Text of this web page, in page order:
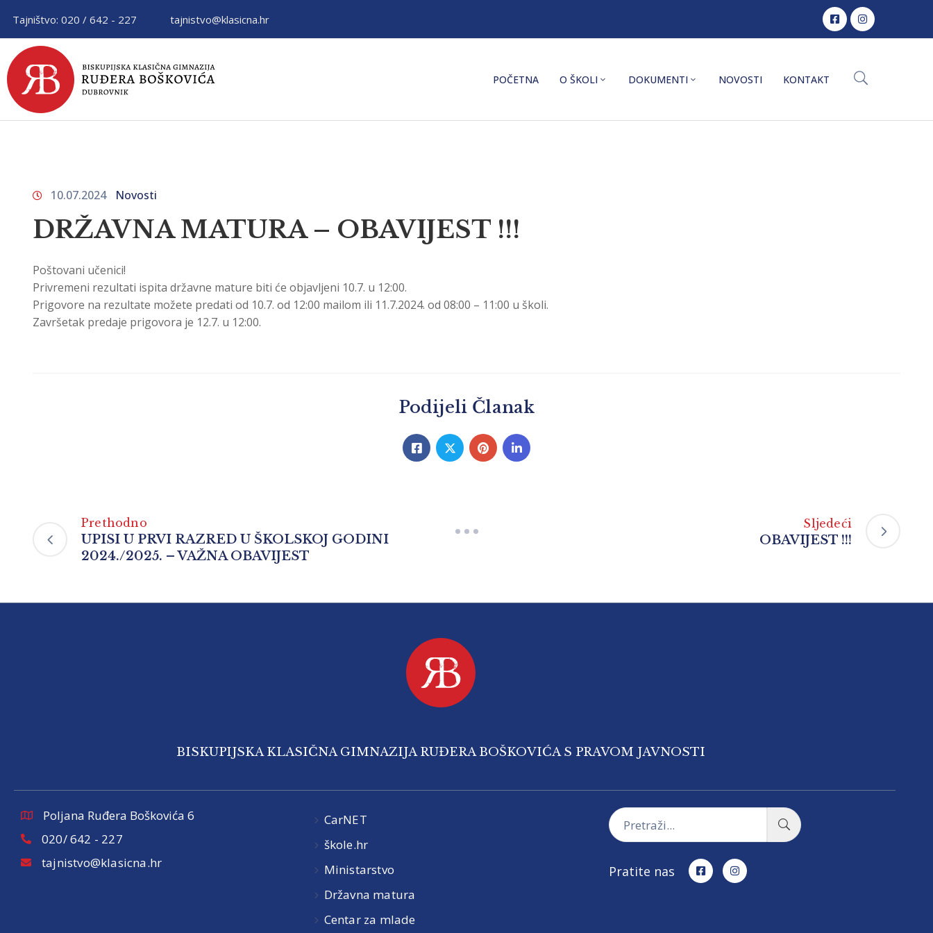
Tajništvo: 020 / 642 - 227 tajnistvo@klasicna.hr
POČETNA O ŠKOLI DOKUMENTI NOVOSTI KONTAKT
10.07.2024 Novosti
DRŽAVNA MATURA – OBAVIJEST !!!
Poštovani učenici!
Privremeni rezultati ispita državne mature biti će objavljeni 10.7. u 12:00.
Prigovore na rezultate možete predati od 10.7. od 12:00 mailom ili 11.7.2024. od 08:00 – 11:00 u školi.
Završetak predaje prigovora je 12.7. u 12:00.
Podijeli Članak
Prethodno
UPISI U PRVI RAZRED U ŠKOLSKOJ GODINI
2024./2025. – VAŽNA OBAVIJEST
Sljedeći
OBAVIJEST !!!
BISKUPIJSKA KLASIČNA GIMNAZIJA RUĐERA BOŠKOVIĆA S PRAVOM JAVNOSTI
Poljana Ruđera Boškovića 6
020/ 642 - 227
tajnistvo@klasicna.hr
CarNET
škole.hr
Ministarstvo
Državna matura
Centar za mlade
Pratite nas